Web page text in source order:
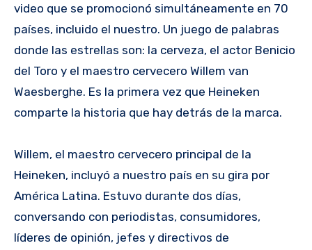
video que se promocionó simultáneamente en 70
países, incluido el nuestro. Un juego de palabras
donde las estrellas son: la cerveza, el actor Benicio
del Toro y el maestro cervecero Willem van
Waesberghe. Es la primera vez que Heineken
comparte la historia que hay detrás de la marca.
Willem, el maestro cervecero principal de la
Heineken, incluyó a nuestro país en su gira por
América Latina. Estuvo durante dos días,
conversando con periodistas, consumidores,
líderes de opinión, jefes y directivos de